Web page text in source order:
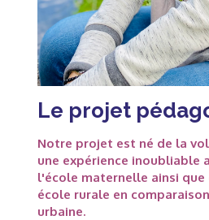
Le projet
Notre projet est né de la
une expérience inoubliable
l'école maternelle ainsi que
école rurale en
urbaine.